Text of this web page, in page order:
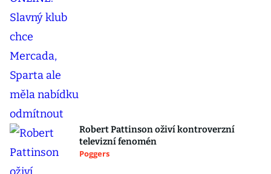
Robert Pattinson oživí kontroverzní
televizní fenomén
Poggers